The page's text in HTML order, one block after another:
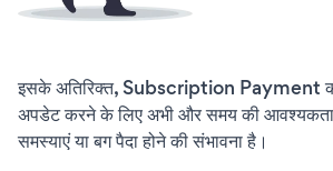
इसके अतिरिक्त, Subscription Payment
अपडेट करने के लिए अभी और समय की
समस्याएं या बग पैदा होने की संभावना है।